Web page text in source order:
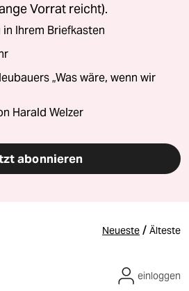
Vorrat reicht).
Ihrem Briefkasten
„Was wäre, wenn wir
Harald Welzer
abonnieren
Neueste / Älteste
einloggen